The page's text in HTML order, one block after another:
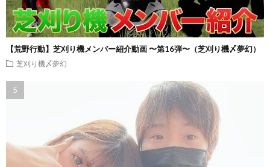
【荒野行動】芝刈り機メンバー紹介動画 〜第16弾〜（芝刈り機〆夢幻）
芝刈り機〆夢幻